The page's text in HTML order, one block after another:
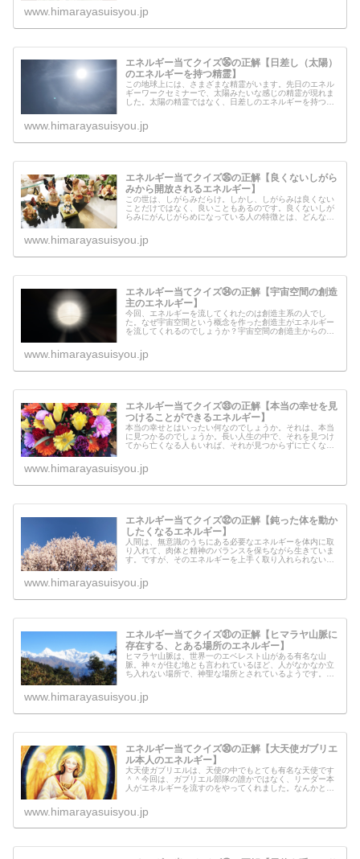
に伝えたいこともあるようなので、...
www.himarayasuisyou.jp
エネルギー当てクイズ㊱の正解【日差し（太陽）
のエネルギーを持つ精霊】
この地球上には、さまざまな精霊がいます。先日のエネル
ギーワークセミナーで、太陽みたいな感じの精霊が現れま
した。太陽の精霊ではなく、日差しのエネルギーを持つ精
うなのですが、要するに持っている...
www.himarayasuisyou.jp
エネルギー当てクイズ㉟の正解【良くないしがら
みから開放されるエネルギー】
この世は、しがらみだらけ。しかし、しがらみは良くない
ことだけではなく、良いこともあるのです。良くないしが
らみにがんじがらめになっている人の特徴とは、どんなタ
しがらみから開放され自由になるた...
www.himarayasuisyou.jp
エネルギー当てクイズ㉞の正解【宇宙空間の創造
主のエネルギー】
今回、エネルギーを流してくれたのは創造主系の人でし
た。なぜ宇宙空間という概念を作った創造主がエネルギー
を流してくれるのでしょうか？宇宙空間の創造主からのメ
づけられるメッセージなので読んでみ...
www.himarayasuisyou.jp
エネルギー当てクイズ㉝の正解【本当の幸せを見
つけることができるエネルギー】
本当の幸せとはいったい何なのでしょうか。それは、本当
に見つかるのでしょうか。長い人生の中で、それを見つけ
てから亡くなる人もいれば、それが見つからずに亡くなる
のエネルギー。幸せになるための前...
www.himarayasuisyou.jp
エネルギー当てクイズ㉜の正解【鈍った体を動か
したくなるエネルギー】
人間は、無意識のうちにある必要なエネルギーを体内に取
り入れて、肉体と精神のバランスを保ちながら生きていま
す。ですが、そのエネルギーを上手く取り入れられない人
うようです。今回のエネルギーは、...
www.himarayasuisyou.jp
エネルギー当てクイズ㉛の正解【ヒマラヤ山脈に
存在する、とある場所のエネルギー】
ヒマラヤ山脈は、世界一のエベレスト山がある有名な山
脈。神々が住む地とも言われているほど、人がなかなか立
ち入れない場所で、神聖な場所とされているようです。今
ーを流してみたのですが、いったいど...
www.himarayasuisyou.jp
エネルギー当てクイズ㉚の正解【大天使ガブリエ
ル本人のエネルギー】
大天使ガブリエルは、天使の中でもとても有名な天使です
＾＾今回は、ガブリエル部隊の誰かではなく、リーダー本
人がエネルギーを流すのをやってくれました。なんかとて
www.himarayasuisyou.jp